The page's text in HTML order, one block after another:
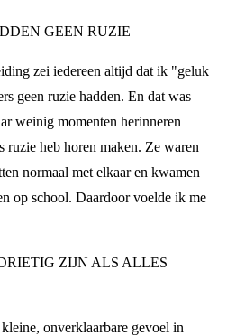
GEEN RUZIE
zei iedereen altijd dat ik "geluk
geen ruzie hadden. En dat was
weinig momenten herinneren
ruzie heb horen maken. Ze waren
normaal met elkaar en kwamen
op school. Daardoor voelde ik me
ZIJN ALS ALLES
onverklaarbare gevoel in